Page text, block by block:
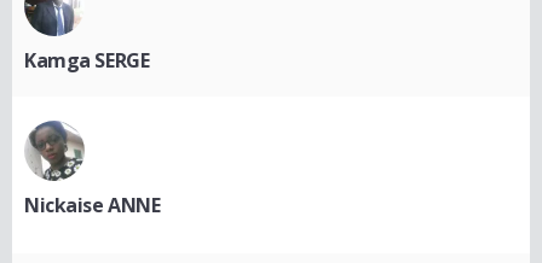
Kamga SERGE
Nickaise ANNE